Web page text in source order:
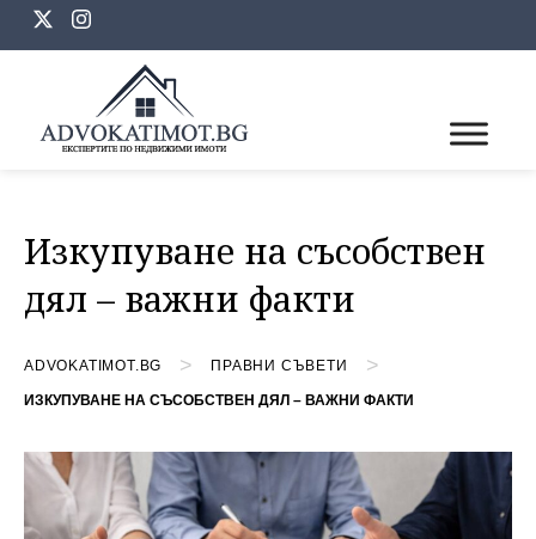
Skip
to
Изкупуване на съсобствен
дял – важни факти
ADVOKATIMOT.BG > ПРАВНИ СЪВЕТИ >
ИЗКУПУВАНЕ НА СЪСОБСТВЕН ДЯЛ – ВАЖНИ ФАКТИ